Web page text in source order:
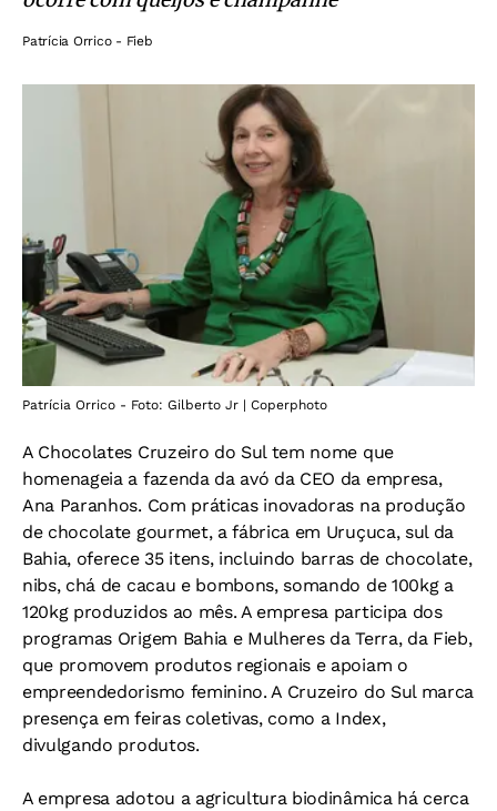
Patrícia Orrico - Fieb
Patrícia Orrico - Foto: Gilberto Jr | Coperphoto
A Chocolates Cruzeiro do Sul tem nome que
homenageia a fazenda da avó da CEO da empresa,
Ana Paranhos. Com práticas inovadoras na produção
de chocolate gourmet, a fábrica em Uruçuca, sul da
Bahia, oferece 35 itens, incluindo barras de chocolate,
nibs, chá de cacau e bombons, somando de 100kg a
120kg produzidos ao mês. A empresa participa dos
programas Origem Bahia e Mulheres da Terra, da Fieb,
que promovem produtos regionais e apoiam o
empreendedorismo feminino. A Cruzeiro do Sul marca
presença em feiras coletivas, como a Index,
divulgando produtos.
A empresa adotou a agricultura biodinâmica há cerca